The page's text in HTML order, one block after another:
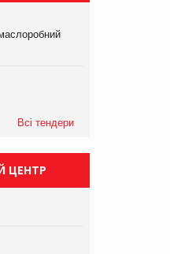
хвостатих: у VARUS
expert від власної ТМ
Всі тендери
ЦЕНТР